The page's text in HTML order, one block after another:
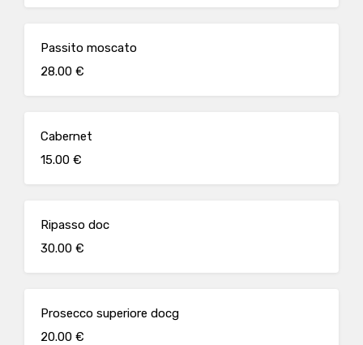
Passito moscato
28.00 €
Cabernet
15.00 €
Ripasso doc
30.00 €
Prosecco superiore docg
20.00 €